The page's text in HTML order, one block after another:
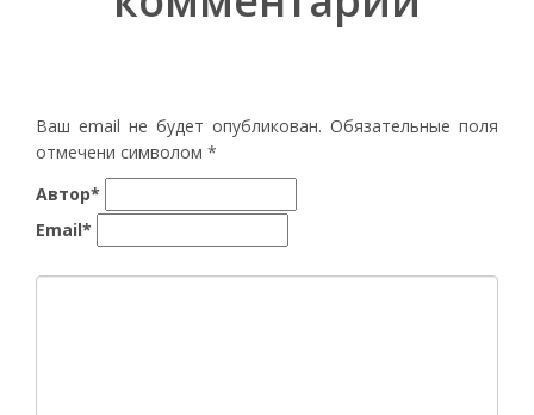
Ваш email не будет опубликован. Обязательные поля
отмечени символом *
Автор*
Email*